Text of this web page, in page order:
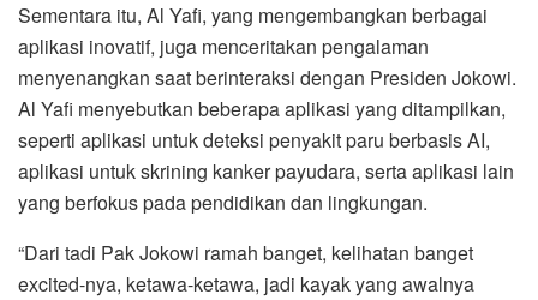
Sementara itu, Al Yafi, yang mengembangkan berbagai
aplikasi inovatif, juga menceritakan pengalaman
menyenangkan saat berinteraksi dengan Presiden Jokowi.
Al Yafi menyebutkan beberapa aplikasi yang ditampilkan,
seperti aplikasi untuk deteksi penyakit paru berbasis AI,
aplikasi untuk skrining kanker payudara, serta aplikasi lain
yang berfokus pada pendidikan dan lingkungan.
“Dari tadi Pak Jokowi ramah banget, kelihatan banget
excited-nya, ketawa-ketawa, jadi kayak yang awalnya